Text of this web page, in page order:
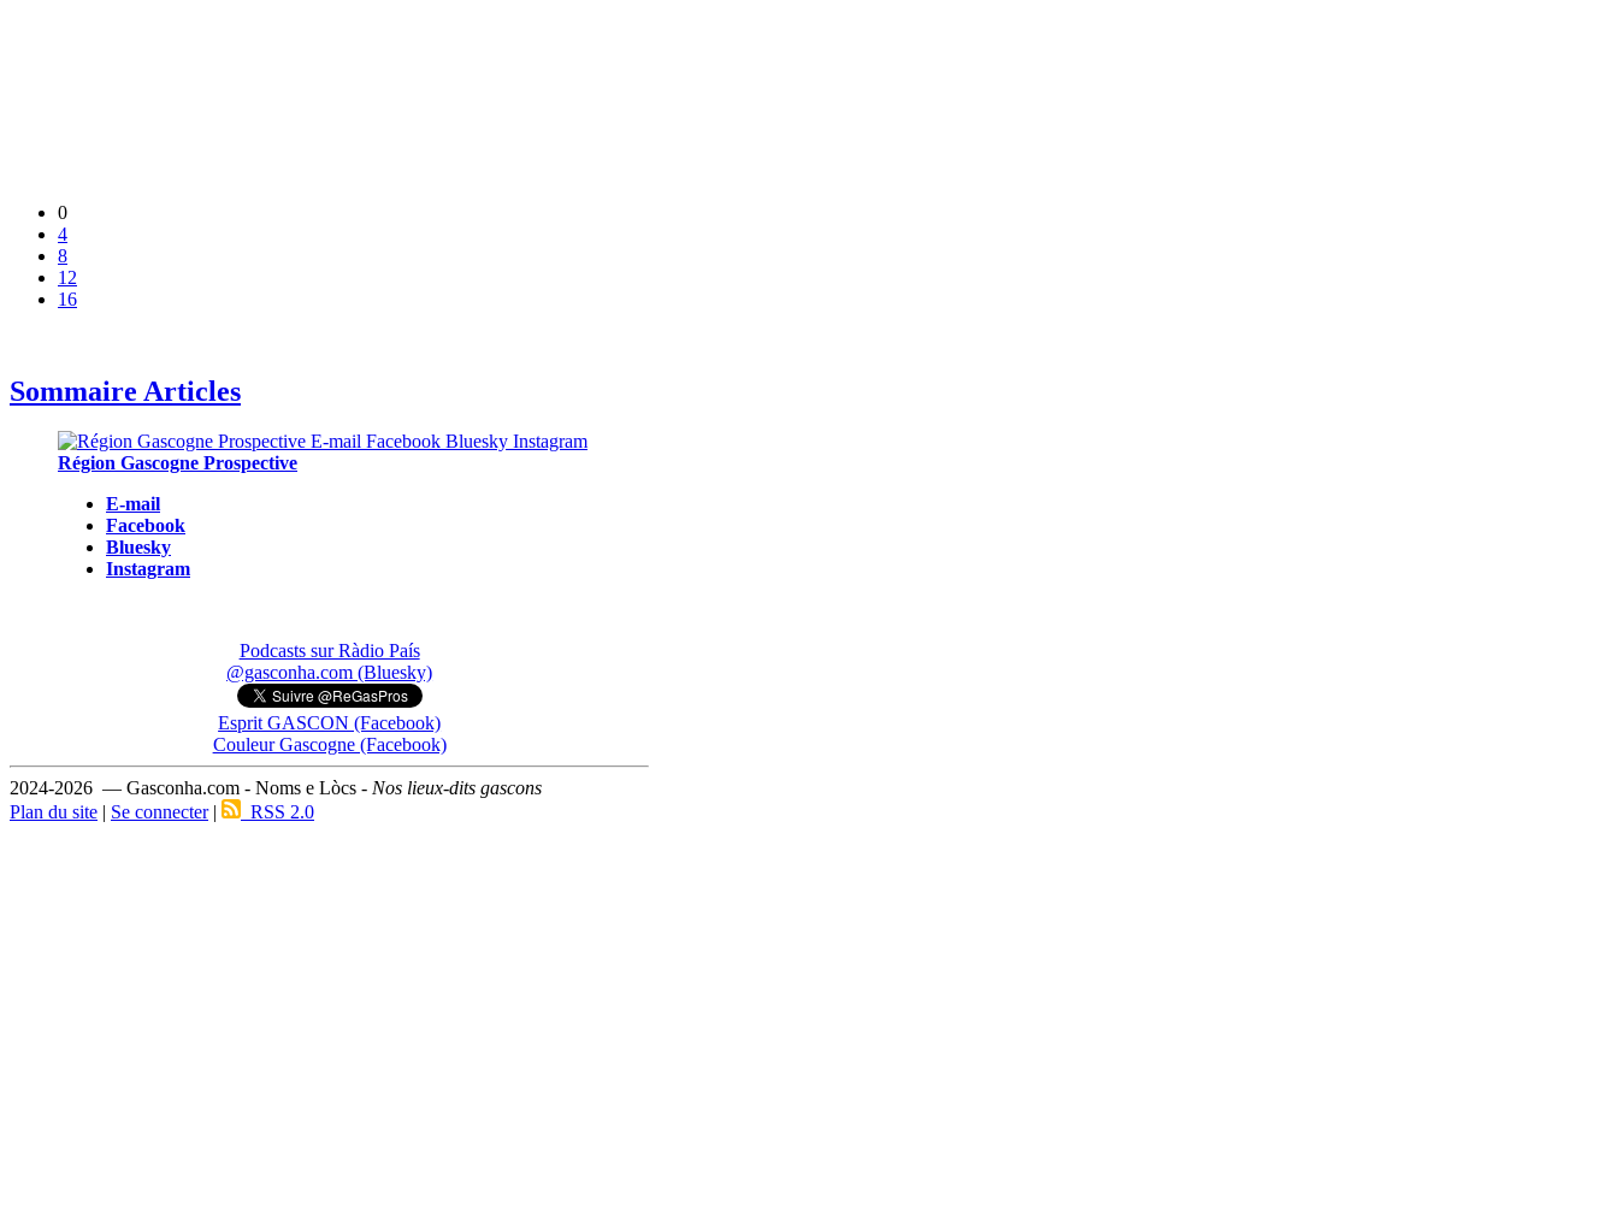
0
4
8
12
16
Sommaire Articles
Région Gascogne Prospective
E-mail
Facebook
Bluesky
Instagram
Podcasts sur Ràdio País
@gasconha.com (Bluesky)
Esprit GASCON (Facebook)
Couleur Gascogne (Facebook)
2024-2026 — Gasconha.com - Noms e Lòcs - Nos lieux-dits gascons
Plan du site
Se connecter| RSS 2.0